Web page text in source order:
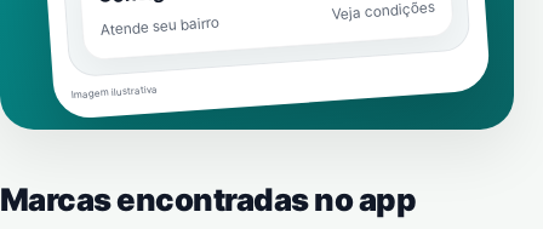
Atende seu bairro
Veja condições
Imagem ilustrativa
Marcas encontradas no app